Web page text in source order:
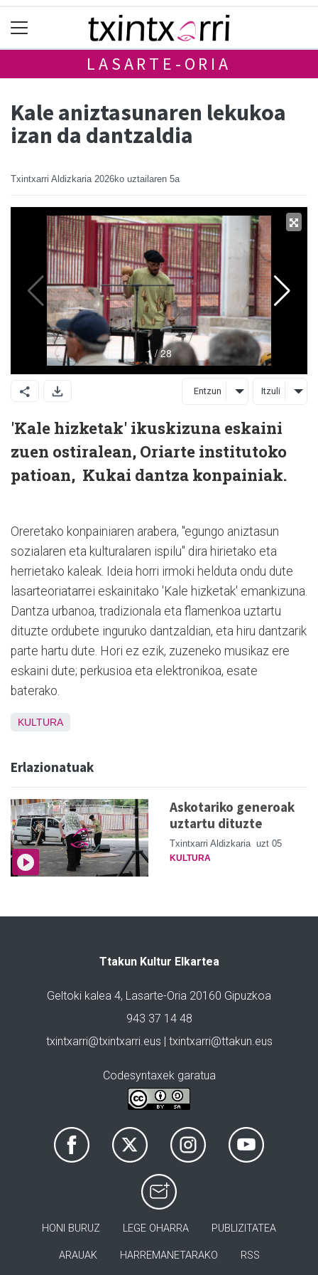
LASARTE-ORIA
Kale aniztasunaren lekukoa
izan da dantzaldia
Txintxarri Aldizkaria 2026ko uztailaren 5a
Entzun Itzuli
'Kale hizketak' ikuskizuna eskaini
zuen ostiralean, Oriarte institutoko
patioan, Kukai dantza konpainiak.
Oreretako konpainiaren arabera, "egungo aniztasun
sozialaren eta kulturalaren ispilu" dira hirietako eta
herrietako kaleak. Ideia horri irmoki helduta ondu dute
lasarteoriatarrei eskainitako 'Kale hizketak' emankizuna.
Dantza urbanoa, tradizionala eta flamenkoa uztartu
dituzte ordubete inguruko dantzaldian, eta hiru dantzarik
parte hartu dute. Hori ez ezik, zuzeneko musikaz ere
eskaini dute; perkusioa eta elektronikoa, esate
baterako.
KULTURA
Erlazionatuak
Askotariko generoak
uztartu dituzte
Txintxarri Aldizkaria uzt 05
KULTURA
Ttakun Kultur Elkartea
Geltoki kalea 4, Lasarte-Oria 20160 Gipuzkoa
943 37 14 48
txintxarri@txintxarri.eus | txintxarri@ttakun.eus
Codesyntaxek garatua
HONI BURUZ LEGE OHARRA PUBLIZITATEA
ARAUAK HARREMANETARAKO RSS